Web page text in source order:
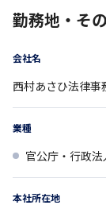
勤務地・そ
会社名
西村あさひ法律
業種
官公庁・行政
本社所在地